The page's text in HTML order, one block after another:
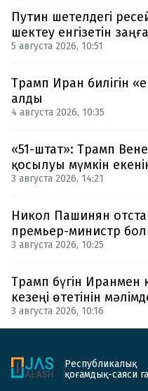
Путин шетелдегі
шектеу енгізетін
5 августа 2026, 10:51
Трамп Иран билігін
алды
4 августа 2026, 10:35
«51-штат»: Трамп
қосылуы мүмкін
3 августа 2026, 14:21
Никол Пашинян
премьер-министр
3 августа 2026, 10:25
Трамп бүгін Иранмен
кезеңі өтетінін
3 августа 2026, 10:16
Республикалық
қоғамдық-саяси